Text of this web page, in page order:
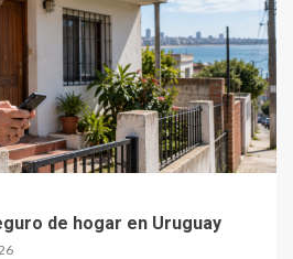
de hogar en Uruguay